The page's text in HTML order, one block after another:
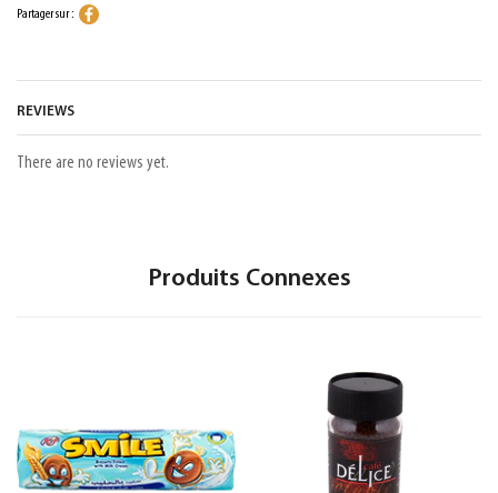
Partager sur :
REVIEWS
There are no reviews yet.
Produits Connexes